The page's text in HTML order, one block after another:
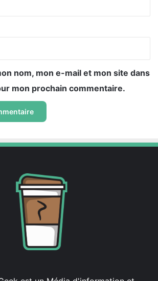
nom, mon e-mail et mon site dans
mon prochain commentaire.